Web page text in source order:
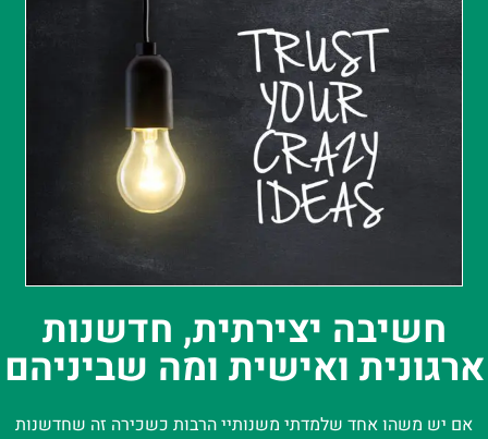
חשיבה יצירתית, חדשנות
ארגונית ואישית ומה שביניהם
אם יש משהו אחד שלמדתי משנותיי הרבות כשכירה זה שחדשנות